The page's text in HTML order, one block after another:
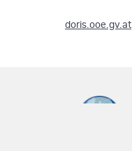
doris.ooe.gv.at.